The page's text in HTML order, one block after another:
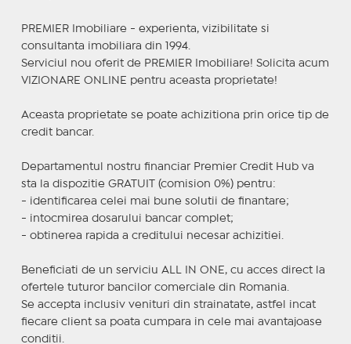
PREMIER Imobiliare - experienta, vizibilitate si
consultanta imobiliara din 1994.
Serviciul nou oferit de PREMIER Imobiliare! Solicita acum
VIZIONARE ONLINE pentru aceasta proprietate!
Aceasta proprietate se poate achizitiona prin orice tip de
credit bancar.
Departamentul nostru financiar Premier Credit Hub va
sta la dispozitie GRATUIT (comision 0%) pentru:
- identificarea celei mai bune solutii de finantare;
- intocmirea dosarului bancar complet;
- obtinerea rapida a creditului necesar achizitiei.
Beneficiati de un serviciu ALL IN ONE, cu acces direct la
ofertele tuturor bancilor comerciale din Romania.
Se accepta inclusiv venituri din strainatate, astfel incat
fiecare client sa poata cumpara in cele mai avantajoase
conditii.